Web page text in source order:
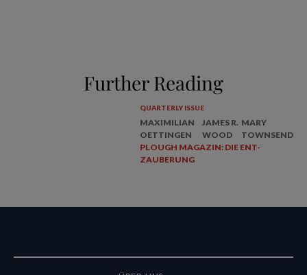
Further Reading
QUARTERLY ISSUE
MAXIMILIAN
OETTINGEN
JAMES R.
WOOD
MARY
TOWNSEND
PLOUGH MAGAZIN: DIE ENT-
ZAUBERUNG